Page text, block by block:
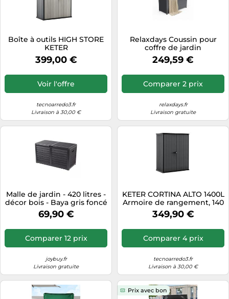
Boîte à outils HIGH STORE
KETER
399,00 €
Voir l'offre
tecnoarredo3.fr
Livraison à 30,00 €
Relaxdays Coussin pour
coffre de jardin
249,59 €
Comparer 2 prix
relaxdays.fr
Livraison gratuite
Malle de jardin - 420 litres -
décor bois - Baya gris foncé
EDA PLASTIQUES
69,90 €
Comparer 12 prix
joybuy.fr
Livraison gratuite
KETER CORTINA ALTO 1400L
Armoire de rangement, 140
x 73,6 x 170,4 cm, gris
17212412
349,90 €
Comparer 4 prix
tecnoarredo3.fr
Livraison à 30,00 €
Prix avec bon